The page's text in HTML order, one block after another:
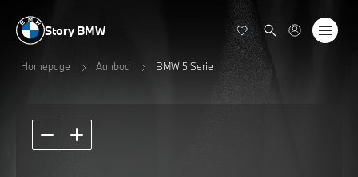
Story BMW
Homepage Aanbod BMW 5 Serie